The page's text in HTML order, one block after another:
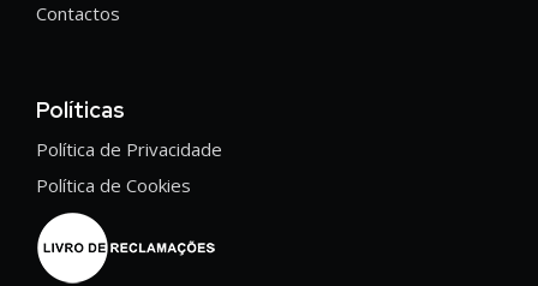
Contactos
Políticas
Política de Privacidade
Política de Cookies